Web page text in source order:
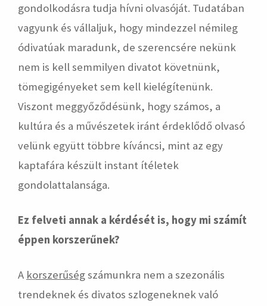
gondolkodásra tudja hívni olvasóját. Tudatában
vagyunk és vállaljuk, hogy mindezzel némileg
ódivatúak maradunk, de szerencsére nekünk
nem is kell semmilyen divatot követnünk,
tömegigényeket sem kell kielégítenünk.
Viszont meggyőződésünk, hogy számos, a
kultúra és a művészetek iránt érdeklődő olvasó
velünk együtt többre kíváncsi, mint az egy
kaptafára készült instant ítéletek
gondolattalansága.
Ez felveti annak a kérdését is, hogy mi számít
éppen korszerűnek?
A korszerűségszámunkra nem a szezonális
trendeknek és divatos szlogeneknek való